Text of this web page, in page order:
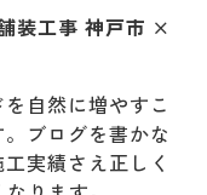
っていない
量産してい
る会社
装工事 神戸市 ×
自然に増やすこ
ブログを書かな
実績さえ正しく